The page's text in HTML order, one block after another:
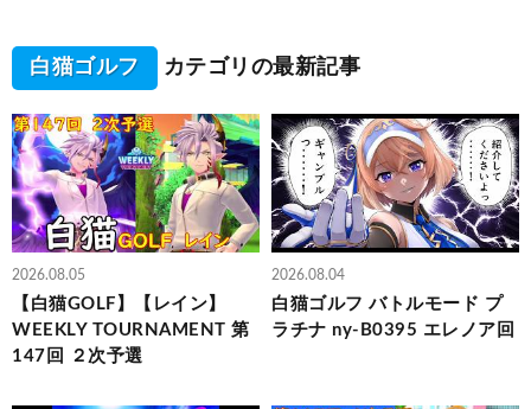
白猫ゴルフ カテゴリの最新記事
2026.08.05
【白猫GOLF】【レイン】
WEEKLY TOURNAMENT 第
147回 ２次予選
2026.08.04
白猫ゴルフ バトルモード プ
ラチナ ny-B0395 エレノア回